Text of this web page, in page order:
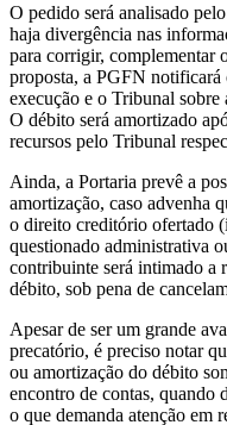
O pedido será analisado
haja divergência nas
para corrigir, complementar
proposta, a PGFN
execução e o Tribunal
O débito será amortizado
recursos pelo Tribunal
Ainda, a Portaria prevê a
amortização, caso advenha
o direito creditório ofertado
questionado administrativa
contribuinte será intimado a
débito, sob pena de
Apesar de ser um grande
precatório, é preciso notar
ou amortização do débito
encontro de contas, quando
o que demanda atenção em